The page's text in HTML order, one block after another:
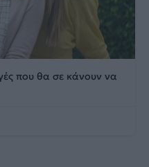
που θα σε κάνουν να